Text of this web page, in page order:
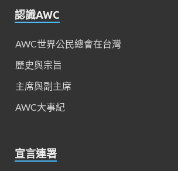
認識AWC
AWC世界公民總會在台灣
歷史與宗旨
主席與副主席
AWC大事紀
宣言連署